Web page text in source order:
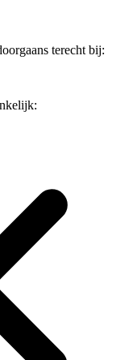
terecht bij: